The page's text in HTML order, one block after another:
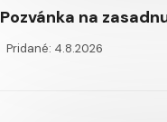
Pozvánka na
Pridané: 4.8.2026